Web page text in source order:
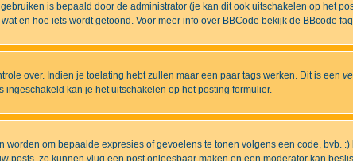
is bepaald door de administrator (je kan dit ook uitschakelen op het
en hoe iets wordt getoond. Voor meer info over BBCode bekijk de BBcode
over. Indien je toelating hebt zullen maar een paar tags werken. Dit is een
kan je het uitschakelen op het posting formulier.
om bepaalde expresies of gevoelens te tonen volgens een code, bvb.
posts, ze kunnen vlug een post onleesbaar maken en een moderator kan